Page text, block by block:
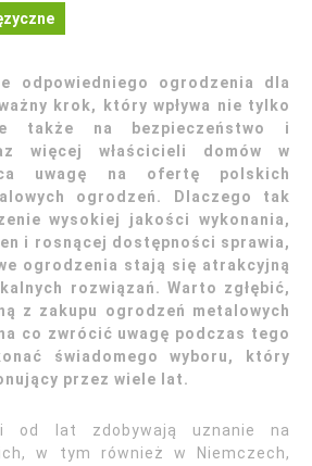
odpowiedniego ogrodzenia dla
krok, który wpływa nie tylko
także na bezpieczeństwo i
więcej właścicieli domów w
uwagę na ofertę polskich
ogrodzeń. Dlaczego tak
wysokiej jakości wykonania,
i rosnącej dostępności sprawia,
ogrodzenia stają się atrakcyjną
rozwiązań. Warto zgłębić,
z zakupu ogrodzeń metalowych
co zwrócić uwagę podczas tego
świadomego wyboru, który
przez wiele lat.
od lat zdobywają uznanie na
w tym również w Niemczech,